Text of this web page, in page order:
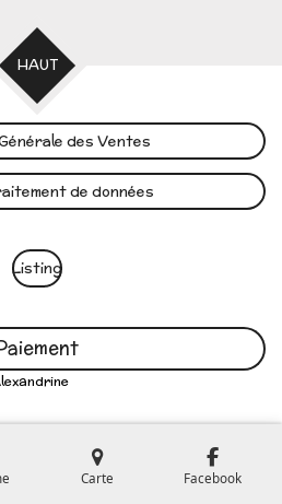
HAUT
des Ventes
de données
Listing
Carte Facebook